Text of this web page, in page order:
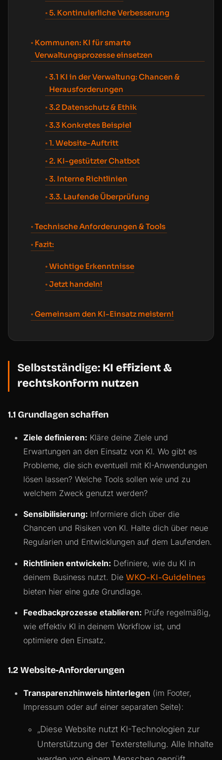
5. Kontinuierliche Verbesserung
Kommunen: KI für smarte
Verwaltungsprozesse einsetzen
3.1 KI in der Verwaltung: Chancen &
Herausforderungen
3.2 Datenschutz & Ethik
3.3 Konkretes Beispiel
1. Website-Auftritt
2. KI-gestützter Chatbot
3. Interne Richtlinien
3.3. Laufende Überprüfung
Technische Anforderungen & Tools
Fazit:
Wichtige Erkenntnisse
Jetzt handeln!
Gemeinsam den KI-Einsatz meistern!
Selbstständige: KI effizient &
rechtskonform nutzen
1.1 Grundlagen schaffen
Ziele definieren: Kläre deine Ziele und
Erwartungen an den Einsatz von KI. Wo gibt es
Probleme, die sich eventuell mit KI-Anwendungen
lösen lassen? Welche Tools sollen wie und zu
welchem Zweck genutzt werden?
Sensibilisierung: Informiere dich über die
Chancen und Risiken von KI. Halte dich über neue
Regularien und Entwicklungen auf dem Laufenden.
Richtlinien entwickeln: Definiere, wie du KI in
deinem Business nutzt. Die WKO-KI-Guidelines
bieten hier eine gute Grundlage.
Feedbackprozesse etablieren: Prüfe regelmäßig,
wie effektiv KI in deinem Workflow ist, und
optimiere den Einsatz.
1.2 Website-Anforderungen
Transparenzhinweis hinterlegen (im Footer,
Impressum oder auf einer separaten Seite):
„Diese Website nutzt KI-Technologien zur
Unterstützung der Texterstellung. Alle Inhalte